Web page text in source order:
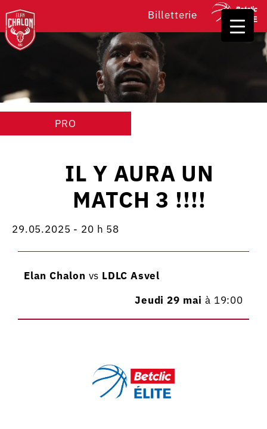
Billetterie
PRO
IL Y AURA UN
MATCH 3 !!!!
29.05.2025 - 20 h 58
Elan Chalon vs LDLC Asvel
Jeudi 29 mai à 19:00